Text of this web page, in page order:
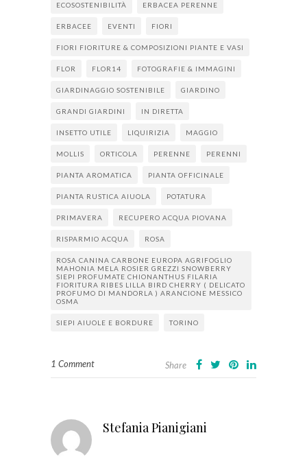
ECOSOSTENIBILITÀ ERBACEA PERENNE
ERBACEE EVENTI FIORI
FIORI FIORITURE & COMPOSIZIONI PIANTE E VASI
FLOR FLOR14 FOTOGRAFIE & IMMAGINI
GIARDINAGGIO SOSTENIBILE GIARDINO
GRANDI GIARDINI IN DIRETTA
INSETTO UTILE LIQUIRIZIA MAGGIO
MOLLIS ORTICOLA PERENNE PERENNI
PIANTA AROMATICA PIANTA OFFICINALE
PIANTA RUSTICA AIUOLA POTATURA
PRIMAVERA RECUPERO ACQUA PIOVANA
RISPARMIO ACQUA ROSA
ROSA CANINA CARBONE EUROPA AGRIFOGLIO
MAHONIA MELA ROSIER GREZZI SNOWBERRY
SIEPI PROFUMATE CHIONANTHUS FILARIA
FIORITURA RIBES LILLA BIRD CHERRY ( DELICATO
PROFUMO DI MANDORLA ) ARANCIONE MESSICO
OSMA
SIEPI AIUOLE E BORDURE TORINO
1 Comment Share
Stefania Pianigiani